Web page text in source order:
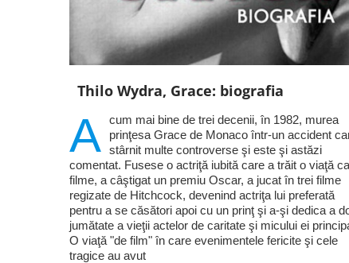
Thilo Wydra, Grace: biografia
A cum mai bine de trei decenii, în 1982, murea
prinţesa Grace de Monaco într-un accident
stârnit multe controverse şi este şi astăzi
comentat. Fusese o actriţă iubită care a trăit o viaţă
filme, a câştigat un premiu Oscar, a jucat în trei filme
regizate de Hitchcock, devenind actriţa lui preferată
pentru a se căsători apoi cu un prinţ şi a-şi dedica a
jumătate a vieţii actelor de caritate şi micului ei
O viaţă "de film" în care evenimentele fericite şi cele
tragice au avut